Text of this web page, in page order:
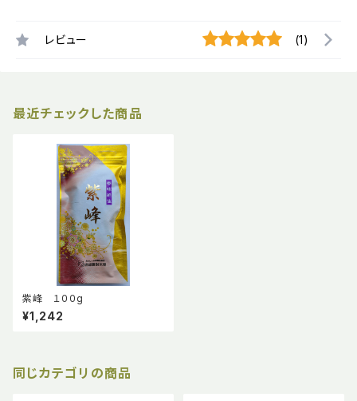
レビュー (1)
最近チェックした商品
紫峰 １００g
¥1,242
同じカテゴリの商品